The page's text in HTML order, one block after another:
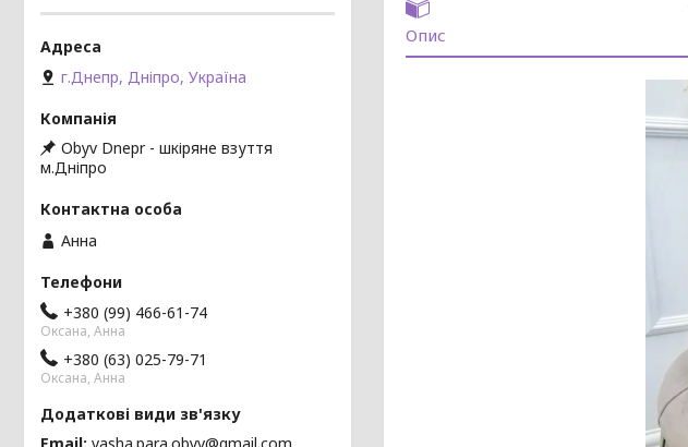
Опис
г.Днепр, Дніпро, Україна
Obyv Dnepr - шкіряне взуття
м.Дніпро
Анна
+380 (99) 466-61-74
Оксана, Анна
+380 (63) 025-79-71
Оксана, Анна
Email vasha.para.obyv@gmail.com